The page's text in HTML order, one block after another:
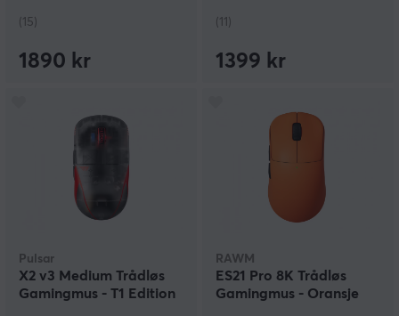
(15)
1890 kr
(11)
1399 kr
Pulsar
X2 v3 Medium Trådløs
Gamingmus - T1 Edition
RAWM
ES21 Pro 8K Trådløs
Gamingmus - Oransje